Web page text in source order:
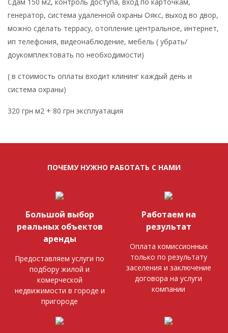
генератор, система удаленной охраны Оякс, выход во двор,
можно сделать террасу, отопление центральное, интернет,
ип телефония, видеонаблюдение, мебель ( убрать/
доукомплектовать по необходимости)
( в стоимость оплаты входит клининг каждый день и
система охраны)
320 грн м2 + 80 грн эксплуатация
ПОЧЕМУ НУЖНО РАБОТАТЬ С НАМИ
Большой выбор
реальных объектов
аренды
Предоставляем услуги по
подбору жилой и
комерческой
недвижимости в городе и
пригороде
Работаем на
результат
Оплата комиссионных
только по результату
заселения и заключение
договора на услуги
компании